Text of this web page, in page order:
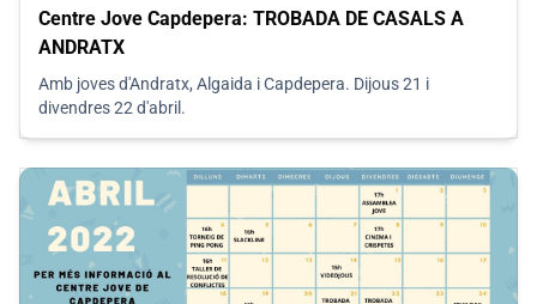
Centre Jove Capdepera: TROBADA DE CASALS A
ANDRATX
Amb joves d'Andratx, Algaida i Capdepera. Dijous 21 i
divendres 22 d'abril.